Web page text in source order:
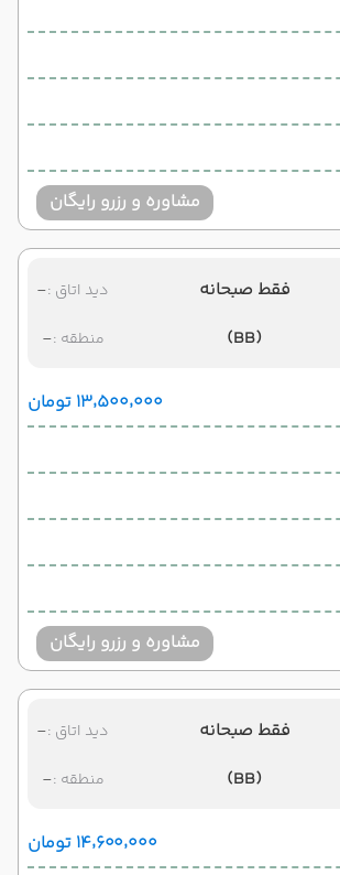
مشاوره و رزرو رایگان
فقط صبحانه
(BB)
دید اتاق :-
منطقه :-
۱۳٬۵۰۰٬۰۰۰ تومان
مشاوره و رزرو رایگان
فقط صبحانه
(BB)
دید اتاق :-
منطقه :-
۱۴٬۶۰۰٬۰۰۰ تومان